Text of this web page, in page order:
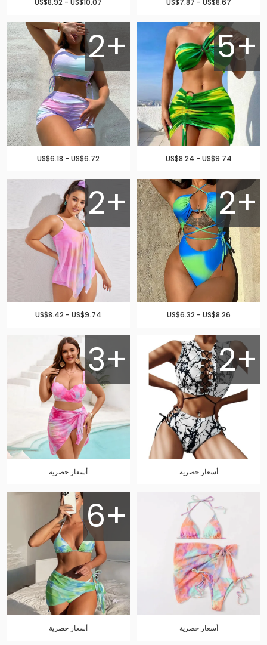
5+
US$8.24 - US$9.74
2+
US$6.18 - US$6.72
2+
US$6.32 - US$8.26
2+
US$8.42 - US$9.74
2+
أسعار حصرية
3+
أسعار حصرية
أسعار حصرية
6+
أسعار حصرية